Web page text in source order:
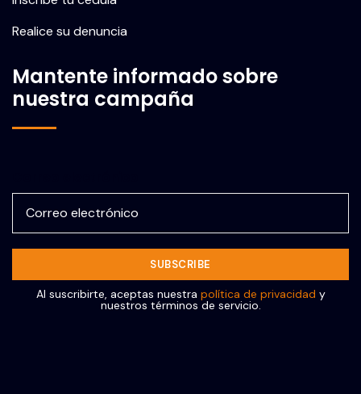
Realice su denuncia
Mantente informado sobre
nuestra campaña
Al suscribirte, aceptas nuestra política de privacidad y
nuestros términos de servicio.